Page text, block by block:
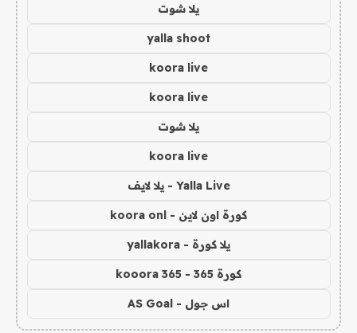
يلا شوت
yalla shoot
koora live
koora live
يلا شوت
koora live
Yalla Live - يلا لايف
كورة اون لاين - koora onl
يلا كورة - yallakora
كورة 365 - kooora 365
اس جول - AS Goal